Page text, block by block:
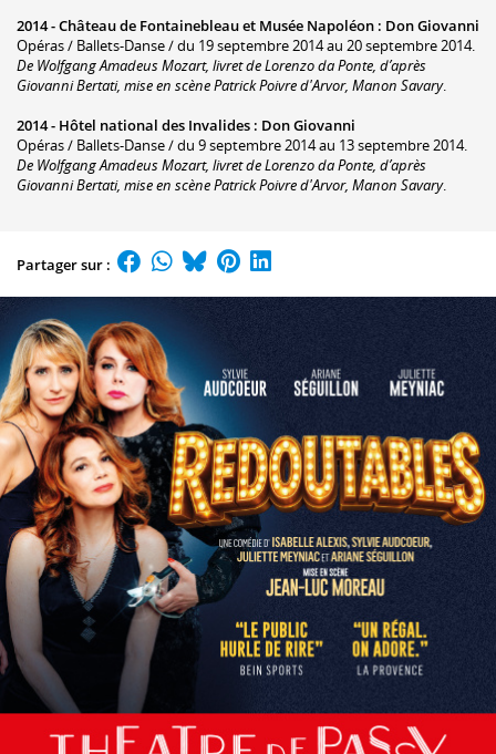
2014 -Château de Fontainebleau et Musée Napoléon : Don Giovanni
Opéras / Ballets-Danse / du 19 septembre 2014 au 20 septembre 2014.
De Wolfgang Amadeus Mozart, livret de Lorenzo da Ponte, d’après
Giovanni Bertati, mise en scène Patrick Poivre d'Arvor, Manon Savary.
2014 - Hôtel national des Invalides : Don Giovanni
Opéras / Ballets-Danse / du 9 septembre 2014 au 13 septembre 2014.
De Wolfgang Amadeus Mozart, livret de Lorenzo da Ponte, d’après
Giovanni Bertati, mise en scène Patrick Poivre d'Arvor, Manon Savary.
Partager sur :